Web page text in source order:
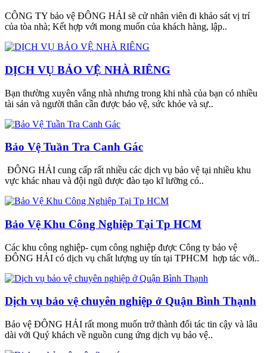
CÔNG TY bảo vệ ĐÔNG HẢI sẽ cử nhân viên đi khảo sát vị trí
của tòa nhà; Kết hợp với mong muốn của khách hàng, lập..
DỊCH VỤ BẢO VỆ NHÀ RIÊNG
Bạn thường xuyên vắng nhà nhưng trong khi nhà của bạn có nhiều
tài sản và người thân cần được bảo vệ, sức khỏe và sự..
Bảo Vệ Tuần Tra Canh Gác
ĐÔNG HẢI cung cấp rất nhiều các dịch vụ bảo vệ tại nhiều khu
vực khác nhau và đội ngũ được đào tạo kĩ lưỡng có..
Bảo Vệ Khu Công Nghiệp Tại Tp HCM
Các khu công nghiệp- cụm công nghiệp được Công ty bảo vệ
ĐÔNG HẢI có dịch vụ chất lượng uy tín tại TPHCM hợp tác với..
Dịch vụ bảo vệ chuyên nghiệp ở Quận Bình Thạnh
Bảo vệ ĐÔNG HẢI rất mong muốn trở thành đối tác tin cậy và lâu
dài với Quý khách về nguồn cung ứng dịch vụ bảo vệ..